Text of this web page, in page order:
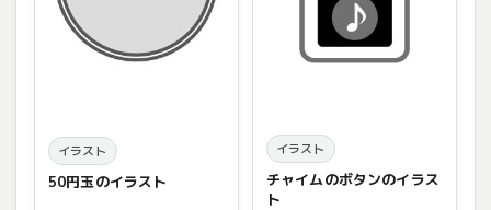
イラスト
50円玉のイラスト
イラスト
チャイムのボタンのイラス
ト